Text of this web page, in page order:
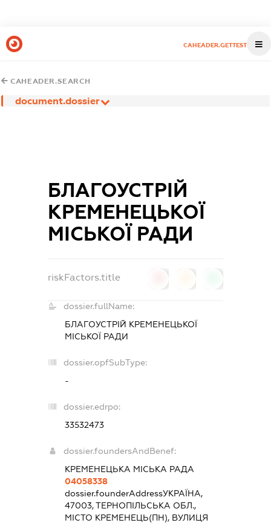
CAHEADER.GETTEST
CAHEADER.SEARCH
document.dossier
БЛАГОУСТРІЙ
КРЕМЕНЕЦЬКОЇ
МІСЬКОЇ РАДИ
riskFactors.title
dossier.fullName:
БЛАГОУСТРІЙ КРЕМЕНЕЦЬКОЇ
МІСЬКОЇ РАДИ
dossier.opfSubType:
-
dossier.edrpo:
33532473
dossier.foundersAndBenef:
КРЕМЕНЕЦЬКА МІСЬКА РАДА
04058338
dossier.founderAddressУКРАЇНА,
47003, ТЕРНОПІЛЬСЬКА ОБЛ.,
МІСТО КРЕМЕНЕЦЬ(ПН), ВУЛИЦЯ